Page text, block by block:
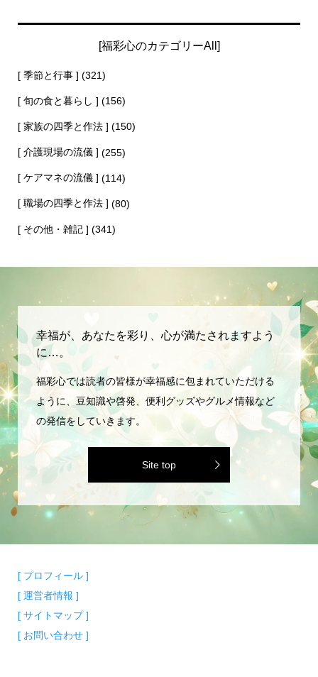
[福彩心のカテゴリーAll]
[ 季節と行事 ] (321)
[ 旬の食と暮らし ] (156)
[ 家族の四季と作法 ] (150)
[ 介護現場の流儀 ] (255)
[ ケアマネの流儀 ] (114)
[ 職場の四季と作法 ] (80)
[ その他・雑記 ] (341)
幸福が、あなたを彩り、心が満たされますよう
に…。
福彩心では読者の皆様が幸福感に包まれていただける
ように、豆知識や啓発、便利グッズやグルメ情報など
の発信をしていきます。
Site top
[ プロフィール ]
[ 運営者情報 ]
[ サイトマップ ]
[ お問い合わせ ]